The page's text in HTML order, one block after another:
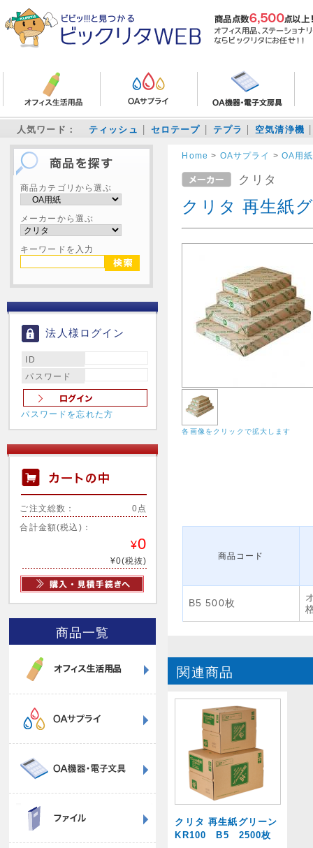
人気ワード： ティッシュ セロテープ テプラ 空気清浄機
商品カテゴリから選ぶ
メーカーから選ぶ
キーワードを入力
法人様ログイン
ID
パスワード
パスワードを忘れた方
ご注文総数： 0点
合計金額(税込)：
¥0
¥0(税抜)
商品一覧
Home > OAサプライ >OA用紙
クリタ
クリタ 再生紙
各画像をクリックで拡大します
商品コード
B5 500枚
関連商品
クリタ 再生紙グリーン
KR100 B5 2500枚